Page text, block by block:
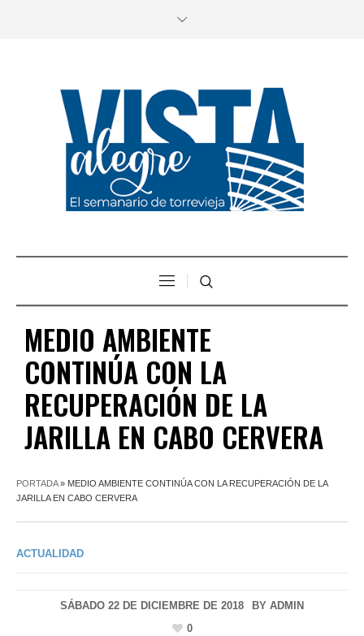
MEDIO AMBIENTE
CONTINÚA CON LA
RECUPERACIÓN DE LA
JARILLA EN CABO CERVERA
PORTADA» MEDIO AMBIENTE CONTINÚA CON LA RECUPERACIÓN DE LA
JARILLA EN CABO CERVERA
ACTUALIDAD
SÁBADO 22 DE DICIEMBRE DE 2018 BY ADMIN
0